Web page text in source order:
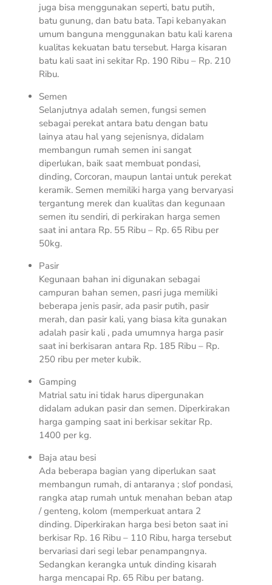
juga bisa menggunakan seperti, batu putih,
batu gunung, dan batu bata. Tapi kebanyakan
umum banguna menggunakan batu kali karena
kualitas kekuatan batu tersebut. Harga kisaran
batu kali saat ini sekitar Rp. 190 Ribu – Rp. 210
Ribu.
Semen
Selanjutnya adalah semen, fungsi semen
sebagai perekat antara batu dengan batu
lainya atau hal yang sejenisnya, didalam
membangun rumah semen ini sangat
diperlukan, baik saat membuat pondasi,
dinding, Corcoran, maupun lantai untuk perekat
keramik. Semen memiliki harga yang bervaryasi
tergantung merek dan kualitas dan kegunaan
semen itu sendiri, di perkirakan harga semen
saat ini antara Rp. 55 Ribu – Rp. 65 Ribu per
50kg.
Pasir
Kegunaan bahan ini digunakan sebagai
campuran bahan semen, pasri juga memiliki
beberapa jenis pasir, ada pasir putih, pasir
merah, dan pasir kali, yang biasa kita gunakan
adalah pasir kali , pada umumnya harga pasir
saat ini berkisaran antara Rp. 185 Ribu – Rp.
250 ribu per meter kubik.
Gamping
Matrial satu ini tidak harus dipergunakan
didalam adukan pasir dan semen. Diperkirakan
harga gamping saat ini berkisar sekitar Rp.
1400 per kg.
Baja atau besi
Ada beberapa bagian yang diperlukan saat
membangun rumah, di antaranya ; slof pondasi,
rangka atap rumah untuk menahan beban atap
/ genteng, kolom (memperkuat antara 2
dinding. Diperkirakan harga besi beton saat ini
berkisar Rp. 16 Ribu – 110 Ribu, harga tersebut
bervariasi dari segi lebar penampangnya.
Sedangkan kerangka untuk dinding kisarah
harga mencapai Rp. 65 Ribu per batang.